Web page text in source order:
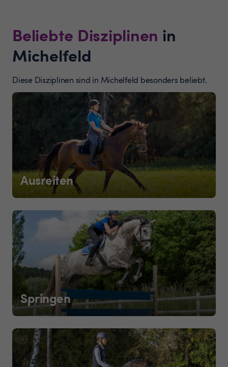
Beliebte Disziplinen in
Michelfeld
Diese Disziplinen sind in Michelfeld besonders beliebt.
Ausreiten
Springen